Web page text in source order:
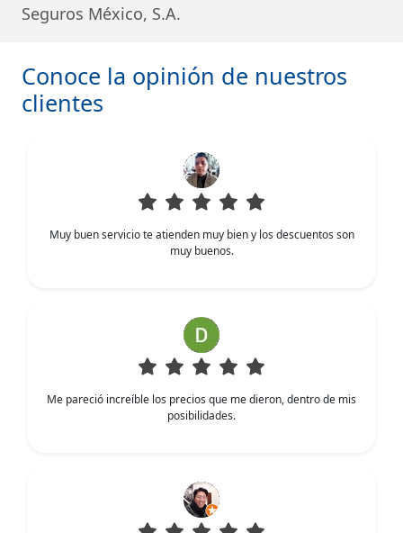
Seguros México, S.A.
Conoce la opinión de nuestros
clientes
Muy buen servicio te atienden muy bien y los descuentos son
muy buenos.
Me pareció increíble los precios que me dieron, dentro de mis
posibilidades.